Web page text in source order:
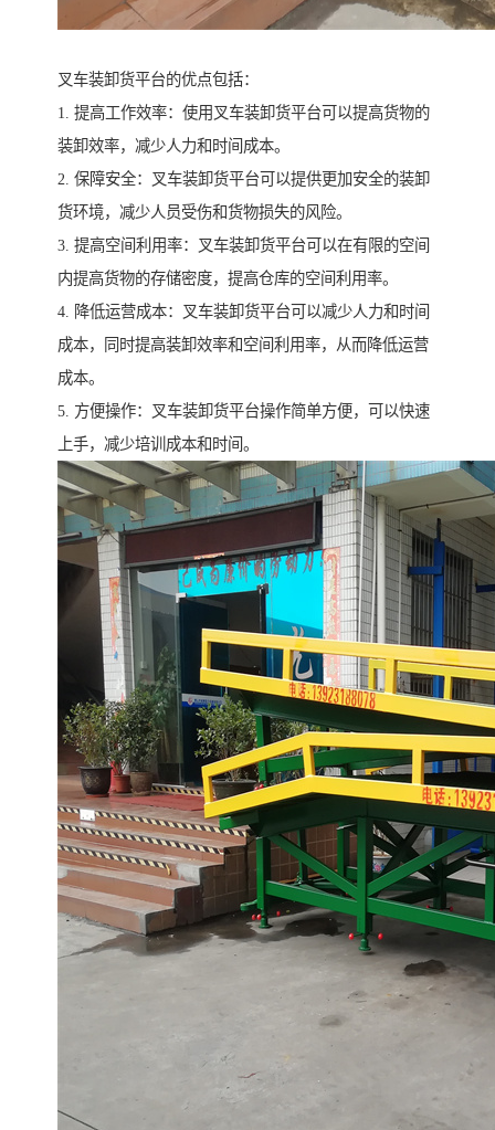
叉车装卸货平台的优点包括：
1. 提高工作效率：使用叉车装卸货平台可以提高货物的
装卸效率，减少人力和时间成本。
2. 保障安全：叉车装卸货平台可以提供更加安全的装卸
货环境，减少人员受伤和货物损失的风险。
3. 提高空间利用率：叉车装卸货平台可以在有限的空间
内提高货物的存储密度，提高仓库的空间利用率。
4. 降低运营成本：叉车装卸货平台可以减少人力和时间
成本，同时提高装卸效率和空间利用率，从而降低运营
成本。
5. 方便操作：叉车装卸货平台操作简单方便，可以快速
上手，减少培训成本和时间。